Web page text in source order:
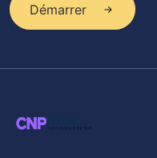
Démarrer